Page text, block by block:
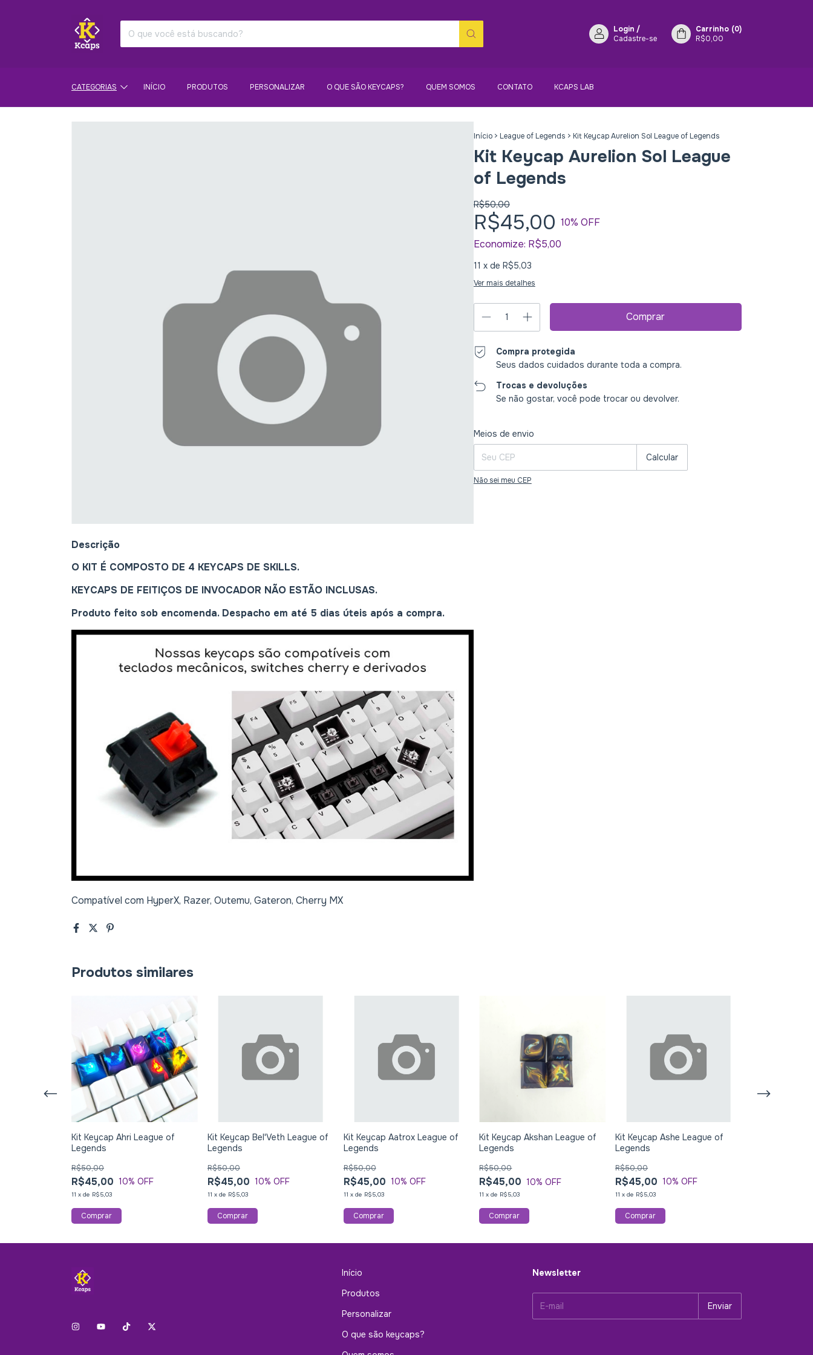
Login /
Cadastre-se
Carrinho (0)
R$0,00
CATEGORIAS INÍCIO PRODUTOS PERSONALIZAR O QUE SÃO KEYCAPS? QUEM SOMOS CONTATO KCAPS LAB
Início > League of Legends > Kit Keycap Aurelion Sol League of Legends
Kit Keycap Aurelion Sol League
of Legends
R$50,00
R$45,00 10% OFF
Economize: R$5,00
11 x de R$5,03
Ver mais detalhes
Compra protegida
Seus dados cuidados durante toda a compra.
Trocas e devoluções
Se não gostar, você pode trocar ou devolver.
Entregas para o CEP:
Meios de envio
Calcular
Não sei meu CEP
Descrição
O KIT É COMPOSTO DE 4 KEYCAPS DE SKILLS.
KEYCAPS DE FEITIÇOS DE INVOCADOR NÃO ESTÃO INCLUSAS.
Produto feito sob encomenda. Despacho em até 5 dias úteis após a compra.
Compatível com HyperX, Razer, Outemu, Gateron, Cherry MX
Produtos similares
Kit Keycap Ahri League of
Legends
R$45,00
R$50,00
10% OFF
11 x de R$5,03
Kit Keycap Bel'Veth League of
Legends
R$45,00
R$50,00
10% OFF
11 x de R$5,03
Kit Keycap Aatrox League of
Legends
R$45,00
R$50,00
10% OFF
11 x de R$5,03
Kit Keycap Akshan League of
Legends
R$45,00
R$50,00
10% OFF
11 xde R$5,03
Kit Keycap Ashe League of
Legends
R$45,00
R$50,00
10% OFF
11 xde R$5,03
Início
Produtos
Personalizar
O que são keycaps?
Newsletter